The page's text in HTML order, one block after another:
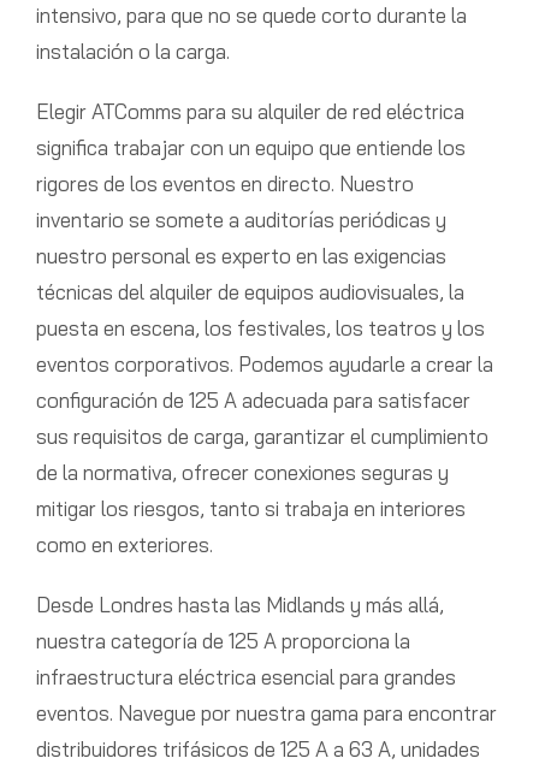
intensivo, para que no se quede corto durante la
instalación o la carga.
Elegir ATComms para su alquiler de red eléctrica
significa trabajar con un equipo que entiende los
rigores de los eventos en directo. Nuestro
inventario se somete a auditorías periódicas y
nuestro personal es experto en las exigencias
técnicas del alquiler de equipos audiovisuales, la
puesta en escena, los festivales, los teatros y los
eventos corporativos. Podemos ayudarle a crear la
configuración de 125 A adecuada para satisfacer
sus requisitos de carga, garantizar el cumplimiento
de la normativa, ofrecer conexiones seguras y
mitigar los riesgos, tanto si trabaja en interiores
como en exteriores.
Desde Londres hasta las Midlands y más allá,
nuestra categoría de 125 A proporciona la
infraestructura eléctrica esencial para grandes
eventos. Navegue por nuestra gama para encontrar
distribuidores trifásicos de 125 A a 63 A, unidades